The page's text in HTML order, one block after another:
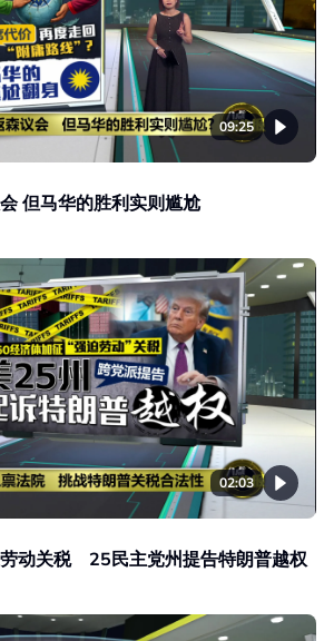
09:25
但马华的胜利实则尴尬
02:03
动关税 25民主党州提告特朗普越权